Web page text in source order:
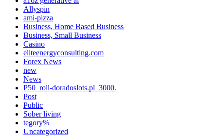
Allyspin
ami-pizza
Business, Home Based Business
Business, Small Business
Casino
eliteenergyconsulting.com
Forex News
new
News
P50_roll-doradoslots.pl_3000.
Post
Public
Sober living
tegory%
Uncategorized